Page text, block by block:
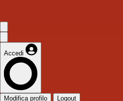
Accedi
Modifica profilo Logout